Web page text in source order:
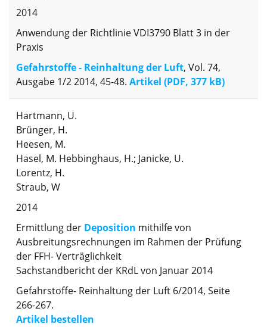
2014
Anwendung der Richtlinie VDI3790 Blatt 3 in der
Praxis
Gefahrstoffe - Reinhaltung der Luft, Vol. 74,
Ausgabe 1/2 2014, 45-48. Artikel (PDF, 377 kB)
Hartmann, U.
Brünger, H.
Heesen, M.
Hasel, M. Hebbinghaus, H.; Janicke, U.
Lorentz, H.
Straub, W
2014
Ermittlung der Deposition mithilfe von
Ausbreitungsrechnungen im Rahmen der Prüfung
der FFH- Verträglichkeit
Sachstandbericht der KRdL von Januar 2014
Gefahrstoffe- Reinhaltung der Luft 6/2014, Seite
266-267.
Artikel bestellen